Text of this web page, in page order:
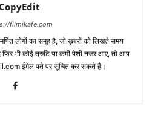
filmikafe.com
लोगों का समूह है, जो ख़बरों को लिखते समय
फिर भी कोई त्रुटि या कमी पेशी नजर आए, तो आप
ईमेल पते पर सूचित कर सकते हैं।